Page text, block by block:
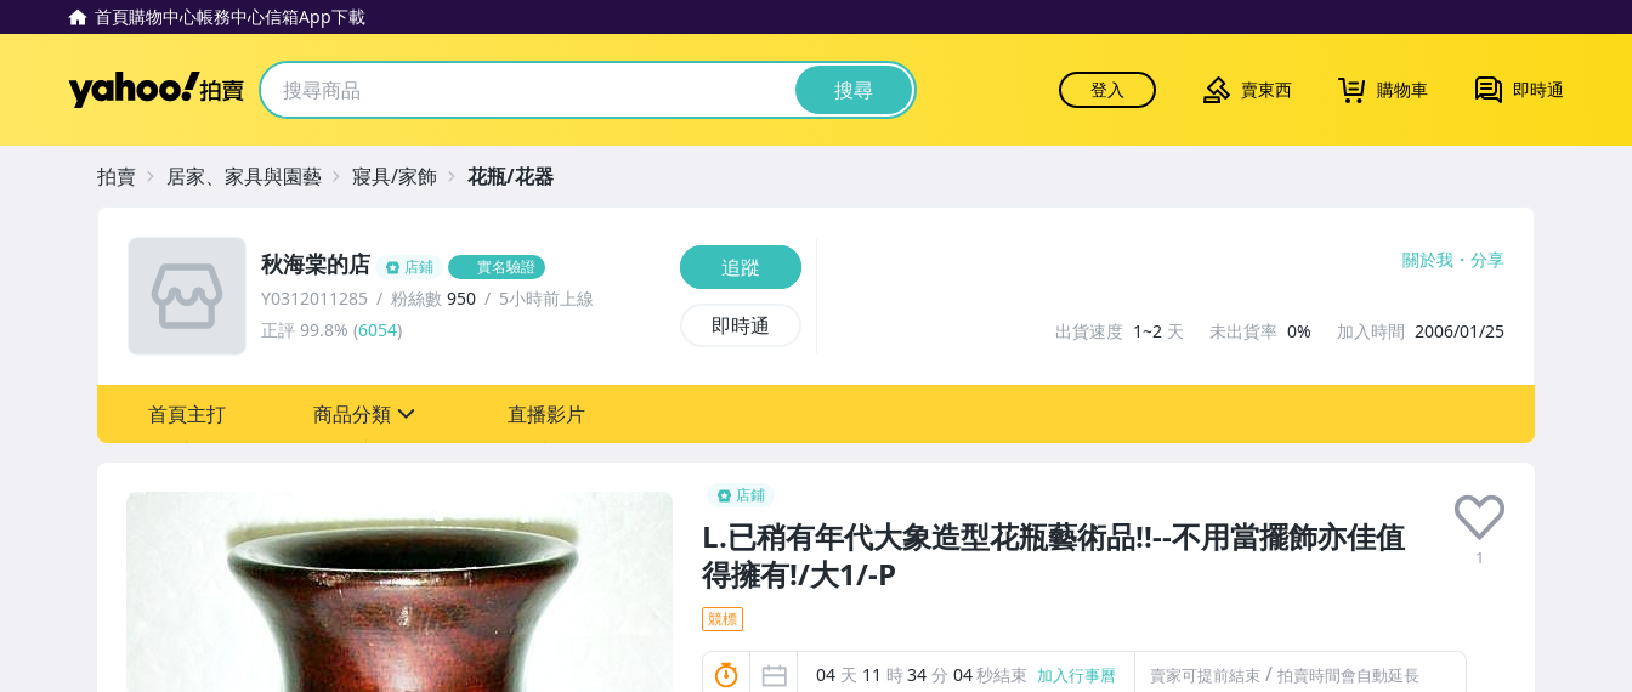
首頁購物中心帳務中心信箱App下載
Yahoo拍賣 搜尋 登入 賣東西 購物車 即時通
店鋪
L.已稍有年代大象造型花瓶藝術品!!--不用當擺飾亦佳值
得擁有!/大1/-P
1
競標
04 天 11 時34 分 02秒結束 加入行事曆 賣家可提前結束 / 拍賣時間會自動延長
秋海棠的店 店鋪 實名驗證
Y0312011285 粉絲數 950
5小時前上線
正評 99.8% (6054)
追蹤
即時通
關於我 分享
出貨速度 1~2 天 未出貨率 0% 加入時間 2006/01/25
首頁主打 商品分類 直播影片
拍賣 居家、家具與園藝 寢具/家飾 花瓶/花器